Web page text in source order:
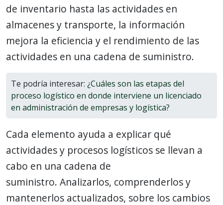
de inventario hasta las actividades en
almacenes y transporte, la información
mejora la eficiencia y el rendimiento de las
actividades en una cadena de suministro.
Te podría interesar: ¿Cuáles son las etapas del
proceso logístico en donde interviene un licenciado
en administración de empresas y logística?
Cada elemento ayuda a explicar qué
actividades y procesos logísticos se llevan a
cabo en una cadena de
suministro. Analizarlos, comprenderlos y
mantenerlos actualizados, sobre los cambios